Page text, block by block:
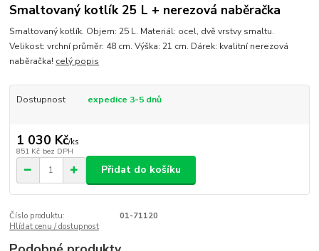
Smaltovaný kotlík 25 L + nerezová naběračka
Smaltovaný kotlík. Objem: 25 L. Materiál: ocel, dvě vrstvy smaltu.
Velikost: vrchní průměr: 48 cm. Výška: 21 cm. Dárek: kvalitní nerezová
naběračka! celý popis
Dostupnost expedice 3-5 dnů
1 030 Kč/ks
851 Kč bez DPH
Přidat do košíku
Číslo produktu:
01-71120
Hlídat cenu / dostupnost